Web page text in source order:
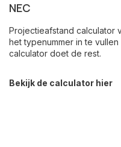
NEC
Projectieafstand calculator
het typenummer in te
calculator doet de rest.
Bekijk de calculator hier